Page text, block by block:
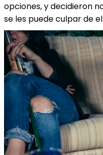
opciones, y decidieron
se les puede culpar de